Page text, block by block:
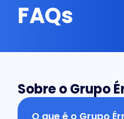
FAQs
Sobre o Grupo